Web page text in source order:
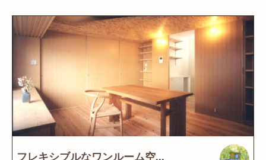
フレキシブルなワンルーム空...